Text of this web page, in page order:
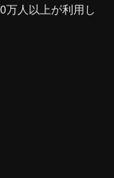
万人以上が利用し